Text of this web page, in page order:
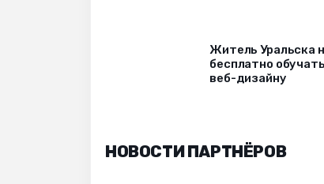
Житель Уральска
бесплатно
веб-дизайну
НОВОСТИ ПАРТНЁРОВ